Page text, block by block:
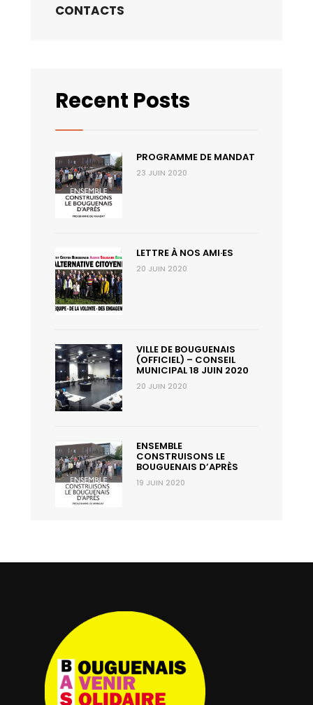
CONTACTS
Recent Posts
PROGRAMME DE MANDAT
23 JUIN 2020
LETTRE À NOS AMI·ES
20 JUIN 2020
VILLE DE BOUGUENAIS
(OFFICIEL) – CONSEIL
MUNICIPAL 18 JUIN 2020
20 JUIN 2020
ENSEMBLE
CONSTRUISONS LE
BOUGUENAIS D’APRÈS
19 JUIN 2020